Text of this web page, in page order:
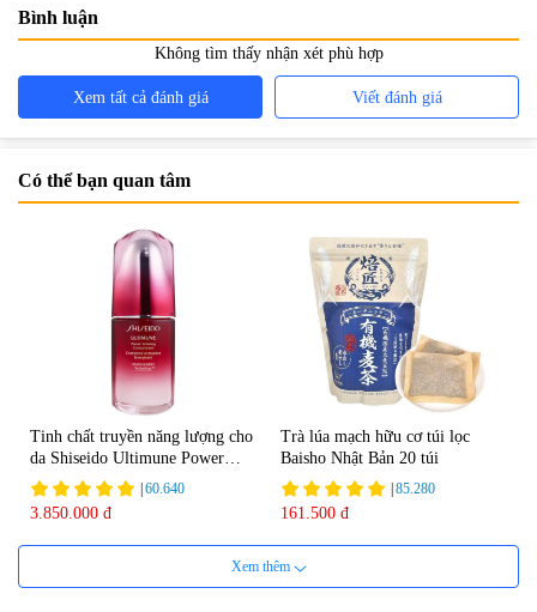
Bình luận
Không tìm thấy nhận xét phù hợp
Xem tất cả đánh giá Viết đánh giá
Có thể bạn quan tâm
Tinh chất truyền năng lượng cho
da Shiseido Ultimune Power
75ml
60.640
3.850.000 đ
Trà lúa mạch hữu cơ túi lọc
Baisho Nhật Bản 20 túi
85.280
161.500 đ
Xem thêm